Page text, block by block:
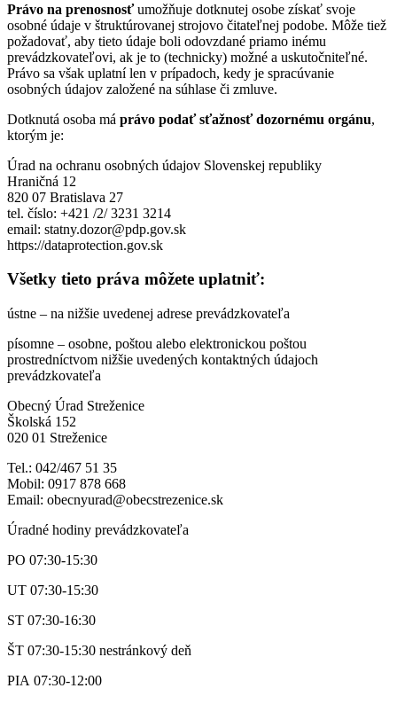
Právo na prenosnosťumožňuje dotknutej osobe získať svoje
osobné údaje v štruktúrovanej strojovo čitateľnej podobe. Môže tiež
požadovať, aby tieto údaje boli odovzdané priamo inému
prevádzkovateľovi, ak je to (technicky) možné a uskutočniteľné.
Právo sa však uplatní len v prípadoch, kedy je spracúvanie
osobných údajov založené na súhlase či zmluve.
Dotknutá osoba má právo podať sťažnosť dozornému orgánu,
ktorým je:
Úrad na ochranu osobných údajov Slovenskej republiky
Hraničná 12
820 07 Bratislava 27
tel. číslo: +421 /2/ 3231 3214
email: statny.dozor@pdp.gov.sk
https://dataprotection.gov.sk
Všetky tieto práva môžete uplatniť:
ústne – na nižšie uvedenej adrese prevádzkovateľa
písomne – osobne, poštou alebo elektronickou poštou
prostredníctvom nižšie uvedených kontaktných údajoch
prevádzkovateľa
Obecný Úrad Streženice
Školská 152
020 01 Streženice
Tel.: 042/467 51 35
Mobil: 0917 878 668
Email: obecnyurad@obecstrezenice.sk
Úradné hodiny prevádzkovateľa
PO 07:30-15:30
UT 07:30-15:30
ST 07:30-16:30
ŠT 07:30-15:30 nestránkový deň
PIA 07:30-12:00